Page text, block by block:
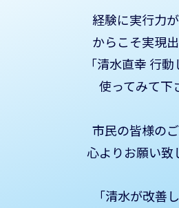
経験に実行力
からこそ実現
「清水直幸 行動
使ってみて下
市民の皆様の
心よりお願い致
「清水が改善